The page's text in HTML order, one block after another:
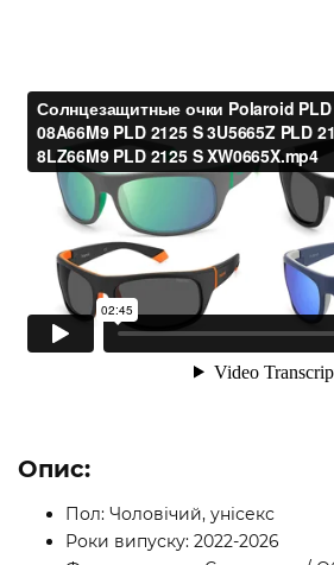
Опис:
Пол: Чоловічий, унісекс
Роки випуску: 2022-2026